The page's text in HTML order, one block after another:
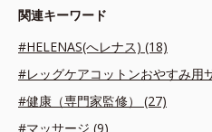
関連キーワード
#HELENAS(へレナス) (18)
#レッグケアコットンおやすみ用
#健康（専門家監修） (27)
#マッサージ (9)